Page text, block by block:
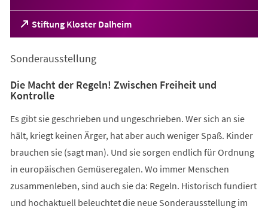
Stiftung Kloster Dalheim
(Öffnet
in
neuen
Sonderausstellung
Die Macht der Regeln! Zwischen Freiheit und
Kontrolle
Es gibt sie geschrieben und ungeschrieben. Wer sich an sie
hält, kriegt keinen Ärger, hat aber auch weniger Spaß. Kinder
brauchen sie (sagt man). Und sie sorgen endlich für Ordnung
in europäischen Gemüseregalen. Wo immer Menschen
zusammenleben, sind auch sie da: Regeln. Historisch fundiert
und hochaktuell beleuchtet die neue Sonderausstellung im